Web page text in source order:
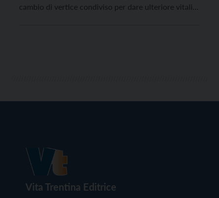
cambio di vertice condiviso per dare ulteriore vitalità
Vita Trentina Editrice